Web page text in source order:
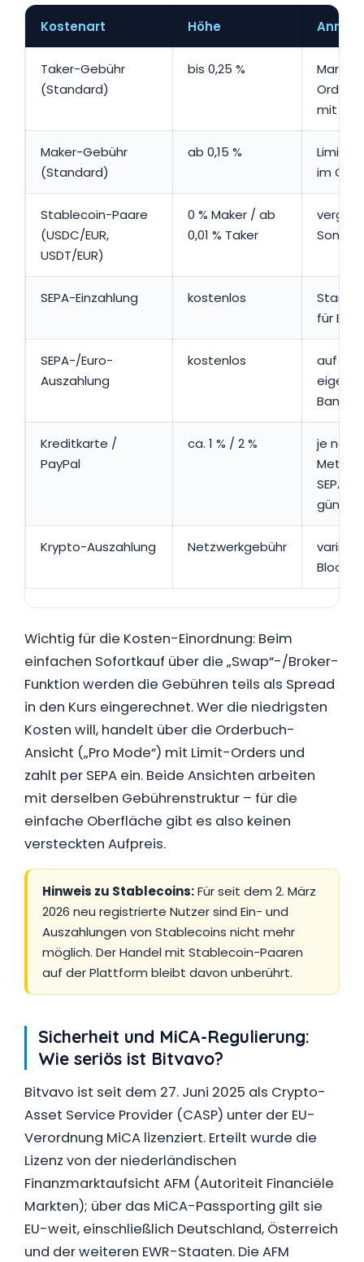
Kostenart Höhe
Taker-Gebühr
(Standard)
bis 0,25 %
Market-
Orders;
mit
Maker-Gebühr
(Standard)
ab 0,15 %
Limit-
im
Stablecoin-Paare
(USDC/EUR,
USDT/EUR)
0 % Maker / ab
0,01 % Taker
SEPA-Einzahlung kostenlos
für Euro
SEPA-/Euro-
Auszahlung
kostenlos
auf das
eigene
Kreditkarte /
PayPal
ca. 1 % / 2 %
je nach
SEPA ist
Krypto-Auszahlung Netzwerkgebühr
variiert
Wichtig für die Kosten-Einordnung: Beim
einfachen Sofortkauf über die „Swap“-/Broker-
Funktion werden die Gebühren teils als Spread
in den Kurs eingerechnet. Wer die niedrigsten
Kosten will, handelt über die Orderbuch-
Ansicht („Pro Mode“) mit Limit-Orders und
zahlt per SEPA ein. Beide Ansichten arbeiten
mit derselben Gebührenstruktur – für die
einfache Oberfläche gibt es also keinen
versteckten Aufpreis.
Hinweis zu Stablecoins:Für seit dem 2. März
2026 neu registrierte Nutzer sind Ein- und
Auszahlungen von Stablecoins nicht mehr
möglich. Der Handel mit Stablecoin-Paaren
auf der Plattform bleibt davon unberührt.
Sicherheit und MiCA-Regulierung:
Wie seriös ist Bitvavo?
Bitvavo ist seit dem 27. Juni 2025 als Crypto-
Asset Service Provider (CASP) unter der EU-
Verordnung MiCA lizenziert. Erteilt wurde die
Lizenz von der niederländischen
Finanzmarktaufsicht AFM (Autoriteit Financiële
Markten); über das MiCA-Passporting gilt sie
EU-weit, einschließlich Deutschland, Österreich
und der weiteren EWR-Staaten. Die AFM